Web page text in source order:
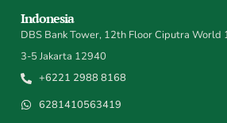
Indonesia
DBS Bank Tower, 12th Floor Ciputra World
3-5 Jakarta 12940
+6221 2988 8168
6281410563419